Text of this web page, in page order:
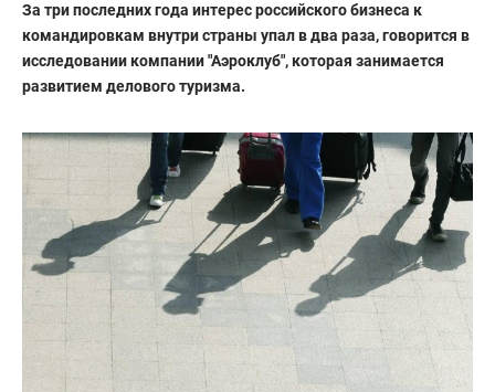
За три последних года интерес российского бизнеса к
командировкам внутри страны упал в два раза, говорится в
исследовании компании "Аэроклуб", которая занимается
развитием делового туризма.